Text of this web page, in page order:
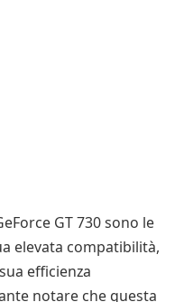
GT 730 sono le
elevata compatibilità,
efficienza
notare che questa